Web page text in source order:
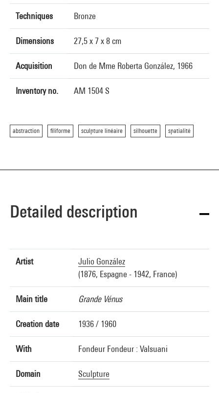
Techniques Bronze
Dimensions 27,5 x 7 x 8 cm
Acquisition Don de Mme Roberta González, 1966
Inventory no. AM 1504 S
abstraction filiforme sculpture linéaire silhouette spatialité
Detailed description
Artist
Julio González
(1876, Espagne - 1942, France)
Main title Grande Vénus
Creation date 1936 / 1960
With Fondeur Fondeur : Valsuani
Domain Sculpture